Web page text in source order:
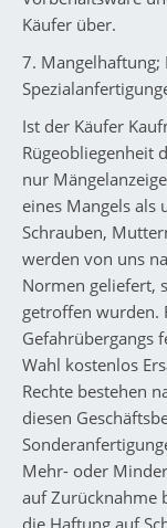
Käufer über.
7.
Ist der Käufer
Rügeobliegenheit
nur
eines Mangels als
Schrauben,
werden von uns
Normen geliefert,
getroffen wurden.
Gefahrübergangs
Wahl kostenlos
Rechte bestehen
diesen
Mehr- oder
auf Zurücknahme
die Haftung auf